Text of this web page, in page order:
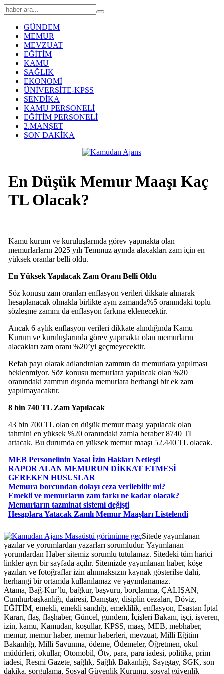
GÜNDEM
MEMUR
MEVZUAT
EĞİTİM
KAMU
SAĞLIK
EKONOMİ
ÜNİVERSİTE-KPSS
SENDİKA
KAMU PERSONELİ
EĞİTİM PERSONELİ
2.MANŞET
SON DAKİKA
En Düşük Memur Maaşı Kaç
TL Olacak?
Kamu kurum ve kuruluşlarında görev yapmakta olan
memurlarların 2025 yılı Temmuz ayında alacakları zam için en
yüksek oranlar belli oldu.
En Yüksek Yapılacak Zam Oranı Belli Oldu
Söz konusu zam oranları enflasyon verileri dikkate alınarak
hesaplanacak olmakla birlikte aynı zamanda%5 oranındaki toplu
sözleşme zammı da enflasyon farkına eklenecektir.
Ancak 6 aylık enflasyon verileri dikkate alındığında Kamu
Kurum ve kuruluşlarında görev yapmakta olan memurların
alacakları zam oranı %20’yi geçmeyecektir.
Refah payı olarak adlandırılan zammın da memurlara yapılması
beklenmiyor. Söz konusu memurlara yapılacak olan %20
oranındaki zammın dışında memurlara herhangi bir ek zam
yapılmayacaktır.
8 bin 740 TL Zam Yapılacak
43 bin 700 TL olan en düşük memur maaşı yapılacak olan
tahmini en yüksek %20 oranındaki zamla beraber 8740 TL
artacak. Bu durumda en yüksek memur maaşı 52.440 TL olacak.
MEB Personelinin Yasal İzin Hakları Netleşti
RAPOR ALAN MEMURUN DİKKAT ETMESİ
GEREKEN HUSUSLAR
Memura borcundan dolayı ceza verilebilir mi?
Emekli ve memurların zam farkı ne kadar olacak?
Memurların tazminat sistemi değişti
Hesaplara Yatacak Zamlı Memur Maaşları Listelendi
Masaüstü görünüme geçSitede yayımlanan
yazılar ve yorumlardan yazarları sorumludur. Yayımlanan
yorumlardan Haber sitemiz sorumlu tutulamaz. Sitedeki tüm harici
linkler ayrı bir sayfada açılır. Sitemizde yayımlanan haber, köşe
yazıları ve fotoğraflar izin alınmaksızın kaynak gösterilse dahi,
herhangi bir ortamda kullanılamaz ve yayımlanamaz.
Atama, Bağ-Kur’lu, bağkur, başvuru, borçlanma, ÇALIŞAN,
Cumhurbaşkanlığı, dairesi, Danıştay, disiplin cezaları, Döviz,
EĞİTİM, emekli, emekli sandığı, emeklilik, enflasyon, Esastan İptal
Kararı, flaş, flaşhaber, Güncel, gundem, İçişleri Bakanı, işçi, işveren,
izin, kamu, Kamudan, koşullar, KPSS, maaş, MEB, mebhaber,
memur, memur haber, memur haberleri, mevzuat, Milli Eğitim
Bakanlığı, Milli Savunma, ödeme, Ödemeler, Öğretmen, okul
müdürleri, okullar, Otomobil, Ötv, para, para iadesi, politika, prim
iadesi, Resmi Gazete, sağlık, Sağlık Bakanlığı, Sayıştay, SGK, son
dakika, sorgulama, Sosyal Güvenlik Kurumu, sosyal güvenlik